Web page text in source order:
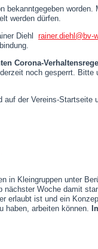
bekanntgegeben
werden dürfen.
Diehl rainer.diehl@bv-
Corona-
noch gesperrt. Bitte
der Vereins-Startseite
in Kleingruppen unter
Woche damit
erlaubt ist und ein
haben, arbeiten können.